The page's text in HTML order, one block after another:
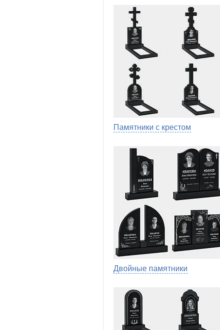
Памятники с крестом
Двойные памятники